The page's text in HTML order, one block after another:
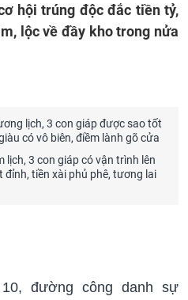
hội trúng độc đắc tiền tỷ,
lộc về đầy kho trong nửa
lịch, 3 con giáp được sao tốt
có vô biên, điềm lành gõ cửa
lịch, 3 con giáp có vận trình lên
đỉnh, tiền xài phủ phê, tương lai
đường công danh sự